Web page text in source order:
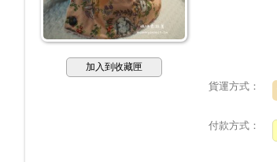
加入到收藏匣
貨運方式：
付款方式：